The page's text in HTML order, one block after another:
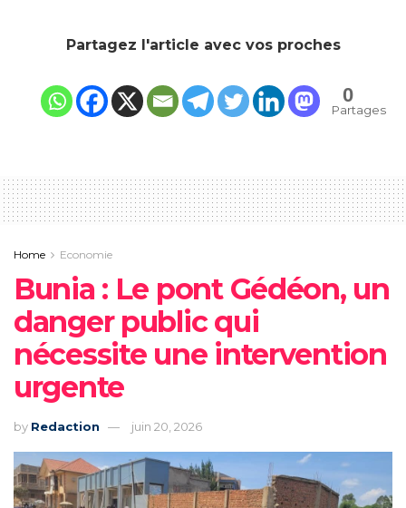
Partagez l'article avec vos proches
0
Partages
Home Economie
Bunia : Le pont Gédéon, un
danger public qui
nécessite une intervention
urgente
by Redaction juin 20, 2026